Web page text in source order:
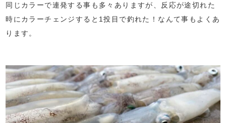
同じカラーで連発する事も多々ありますが、反応が途切れた
時にカラーチェンジすると1投目で釣れた！なんて事もよくあ
ります。